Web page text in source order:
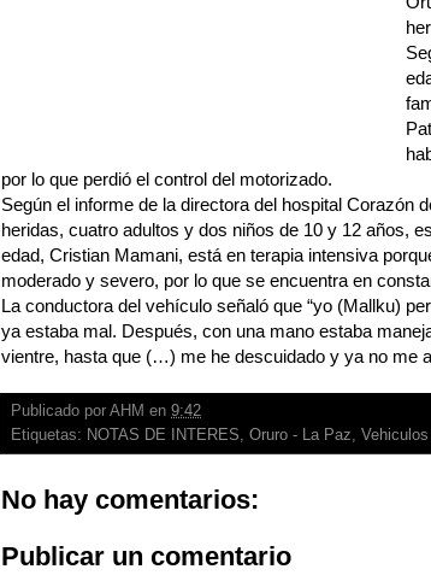
por lo que perdió el control del motorizado.
Según el informe de la directora del hospital Corazón
heridas, cuatro adultos y dos niños de 10 y 12 años,
edad, Cristian Mamani, está en terapia intensiva
moderado y severo, por lo que se encuentra en
La conductora del vehículo señaló que “yo (Mallku)
ya estaba mal. Después, con una mano estaba
vientre, hasta que (…) me he descuidado y ya no me
Publicado por AHM en 9:42
Etiquetas: NOTAS DE INTERES, Oruro - La Paz,
No hay comentarios:
Publicar un comentario